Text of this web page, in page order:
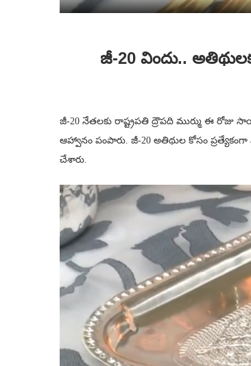
జీ-20 విందు..
జీ-20 నేతలకు రాష్ట్రపతి ద్రౌపది ముర్ము ఈ రోజు
ఆహ్వానం పంపారు. జీ-20 అతిథుల కోసం ప్రత్యేకంగా
చేశారు.